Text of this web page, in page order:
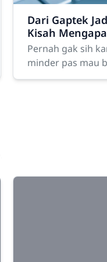
Dari Gaptek
Kisah
Hal Baru Gak
Mengenal Kata
Pernah gak sih
minder pas mau
baru? Misalnya,